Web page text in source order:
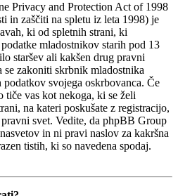
Privacy and Protection Act of 1998
in zaščiti na spletu iz leta 1998) je
ki od spletnih strani, ki
mladostnikov starih pod 13
staršev ali kakšen drug pravni
se zakoniti skrbnik mladostnika
svojega oskrbovanca. Če
tiče vas kot nekoga, ki se želi
na kateri poskušate z registracijo,
svet. Vedite, da phpBB Group
in ni pravi naslov za kakršna
tistih, ki so navedena spodaj.